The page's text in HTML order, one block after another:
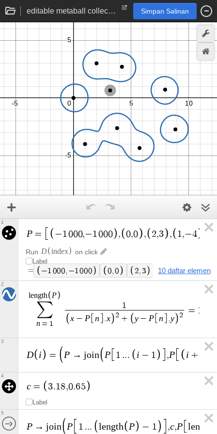
editable metaball collection Simpan Salinan
P = −1000,−1000 , 0,0 , 2,3 , 1,−4 , 7
Run D index
on click
Label
= −1000, −1000 0,0 2,3 1 ,−4 7.95,
10 daftar elemen
1
length P
∑
n = 1
1
x − P n .x 2 + y − P n .y 2 = 1
2
D i = P → join P 1 ... i − 1 ,P i +
3
c = 3.18,0.65
Label
4
P → join P 1 ... length P − 1 ,c,P len
5